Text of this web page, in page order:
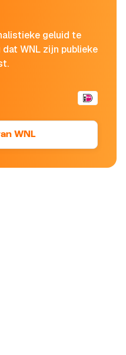
geluid te
WNL zijn publieke
WNL